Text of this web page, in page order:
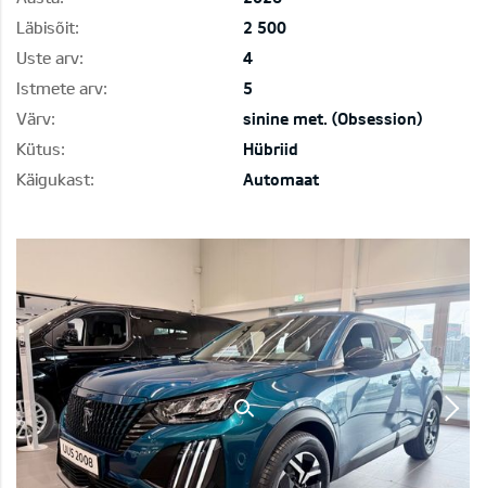
Läbisõit:
2 500
Uste arv:
4
Istmete arv:
5
Värv:
sinine met. (Obsession)
Kütus:
Hübriid
Käigukast:
Automaat